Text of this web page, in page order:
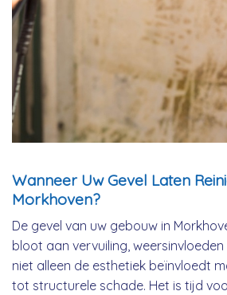
Wanneer Uw Gevel Laten
Morkhoven?
De gevel van uw gebouw in
bloot aan vervuiling,
niet alleen de esthetiek beïnvloedt
tot structurele schade. Het is tijd